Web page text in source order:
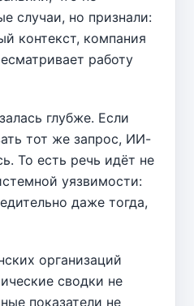
случаи, но признали:
контекст, компания
работу
глубже. Если
тот же запрос, ИИ-
То есть речь идёт не
уязвимости:
даже тогда,
организаций
сводки не
показатели не